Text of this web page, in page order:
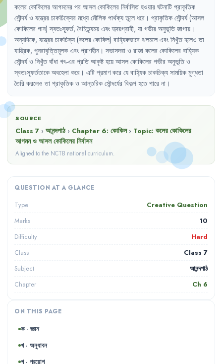
কলের কোকিলের আগমনের পর আসল কোকিলের নির্বাসিত হওয়ার ঘটনাটি প্রাকৃতিক
সৌন্দর্য ও যন্ত্রের চাকচিক্যের মধ্যে মৌলিক পার্থক্য তুলে ধরে । প্রাকৃতিক সৌন্দর্য (আসল
কোকিলের গান) স্বতঃস্ফূর্ত, বৈচিত্র্যময় এবং হৃদয়গ্রাহী, যা গভীর অনুভূতি জাগায় ।
অন্যদিকে, যন্ত্রের চাকচিক্য (কলের কোকিল) বাহ্যিকভাবে ঝলমলে এবং নিখুঁত হলেও তা
যান্ত্রিক, পুনরাবৃত্তিমূলক এবং প্রাণহীন। সভাসদরা ও রাজা কলের কোকিলের বাহ্যিক
সৌন্দর্য ও নিখুঁত বাঁধা গৎ-এর প্রতি আকৃষ্ট হয়ে আসল কোকিলের গভীর অনুভূতি ও
স্বতঃস্ফূর্ততাকে অবহেলা করে । এটি প্রমাণ করে যে বাহ্যিক চাকচিক্য সাময়িক মুগ্ধতা
তৈরি করলেও তা প্রাকৃতিক ও আন্তরিক সৌন্দর্যের বিকল্প হতে পারে না ।
SOURCE
Class 7 › আনন্দপাঠ › Chapter 6: কোকিল › Topic: কলের কোকিলের
আগমন ও আসল কোকিলের নির্বাসন
Aligned to the NCTB national curriculum.
QUESTION AT A GLANCE
Type Creative Question
Marks 10
Difficulty Hard
Class Class 7
Subject আনন্দপাঠ
Chapter Ch 6
ON THIS PAGE
ক · জ্ঞান
খ · অনুধাবন
গ · প্রয়োগ